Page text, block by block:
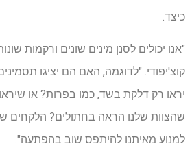
כיצד.
"אנו יכולים לסנן מינים שונים ורקמות
קוצ'יפודי. "לדוגמה, האם הם יציגו
יראו רק דלקת בשד, כמו בפרות? או שיראו
שהצוות שלנו הראה בחתולים? הלקחים
למנוע מאיתנו להיתפס שוב בהפתעה".